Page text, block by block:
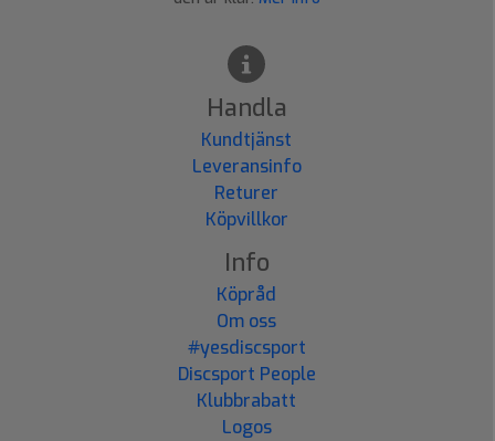
Handla
Kundtjänst
Leveransinfo
Returer
Köpvillkor
Info
Köpråd
Om oss
#yesdiscsport
Discsport People
Klubbrabatt
Logos